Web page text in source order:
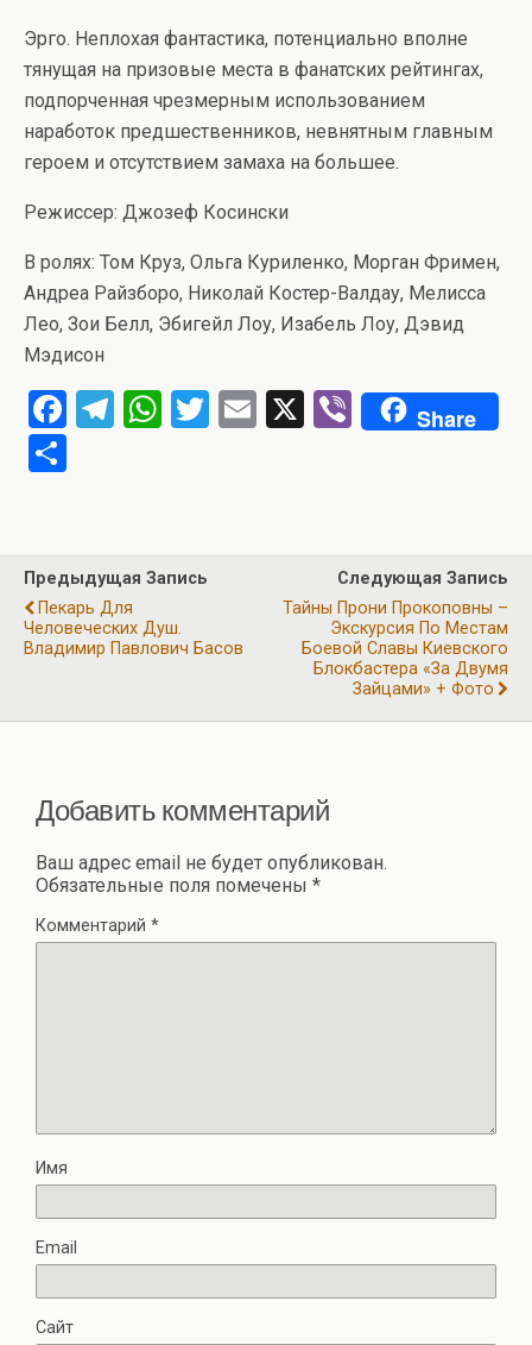
Эрго. Неплохая фантастика, потенциально вполне
тянущая на призовые места в фанатских рейтингах,
подпорченная чрезмерным использованием
наработок предшественников, невнятным главным
героем и отсутствием замаха на большее.
Режиссер: Джозеф Косински
В ролях: Том Круз, Ольга Куриленко, Морган Фримен,
Андреа Райзборо, Николай Костер-Валдау, Мелисса
Лео, Зои Белл, Эбигейл Лоу, Изабель Лоу, Дэвид
Мэдисон
F
o
o
k
T
a
m
W
A
p
p
T
E
X
Vi
Share
р
а
в
ть
Предыдущая Запись
Пекарь Для
Человеческих Душ.
Владимир Павлович Басов
Следующая Запись
Тайны Прони Прокоповны –
Экскурсия По Местам
Боевой Славы Киевского
Блокбастера «За Двумя
Зайцами» + Фото
Добавить комментарий
Ваш адрес email не будет опубликован.
Обязательные поля помечены *
Комментарий *
Имя
Email
Сайт